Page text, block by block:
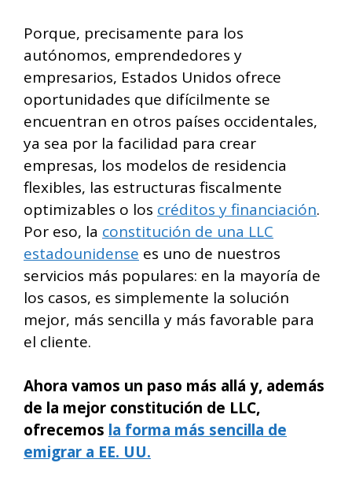
Porque, precisamente para los
autónomos, emprendedores y
empresarios, Estados Unidos ofrece
oportunidades que difícilmente se
encuentran en otros países occidentales,
ya sea por la facilidad para crear
empresas, los modelos de residencia
flexibles, las estructuras fiscalmente
optimizables o los créditos y financiación.
Por eso, la constitución de una LLC
estadounidense es uno de nuestros
servicios más populares: en la mayoría de
los casos, es simplemente la solución
mejor, más sencilla y más favorable para
el cliente.
Ahora vamos un paso más allá y, además
de la mejor constitución de LLC,
ofrecemos la forma más sencilla de
emigrar a EE. UU.